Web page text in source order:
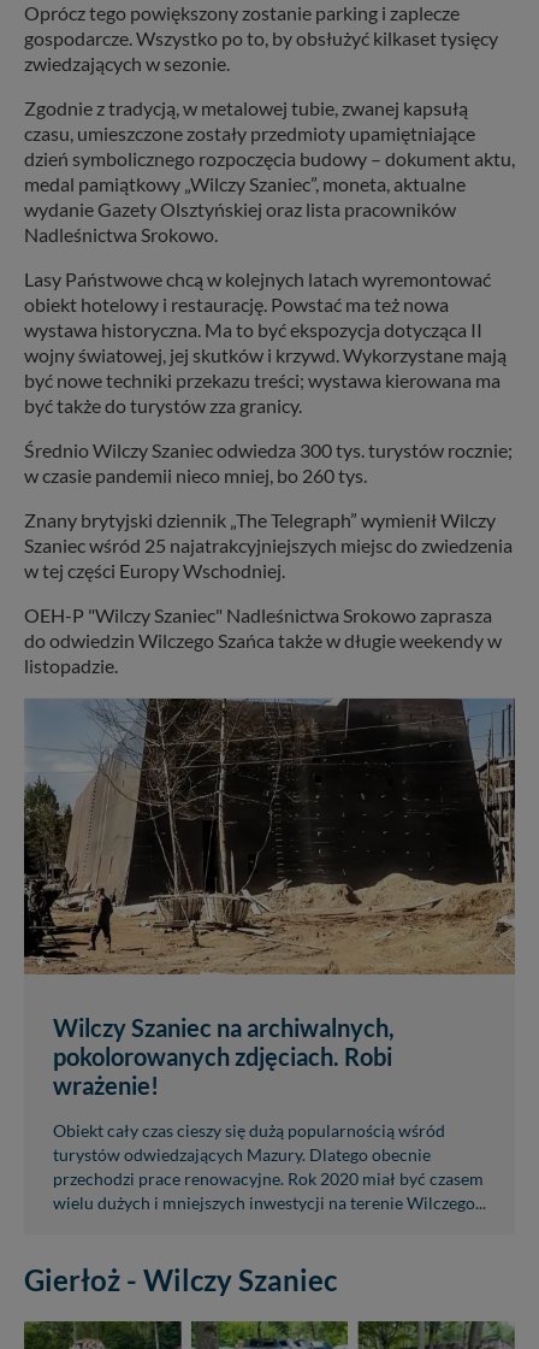
Oprócz tego powiększony zostanie parking i zaplecze
gospodarcze. Wszystko po to, by obsłużyć kilkaset tysięcy
zwiedzających w sezonie.
Zgodnie z tradycją, w metalowej tubie, zwanej kapsułą
czasu, umieszczone zostały przedmioty upamiętniające
dzień symbolicznego rozpoczęcia budowy – dokument aktu,
medal pamiątkowy „Wilczy Szaniec”, moneta, aktualne
wydanie Gazety Olsztyńskiej oraz lista pracowników
Nadleśnictwa Srokowo.
Lasy Państwowe chcą w kolejnych latach wyremontować
obiekt hotelowy i restaurację. Powstać ma też nowa
wystawa historyczna. Ma to być ekspozycja dotycząca II
wojny światowej, jej skutków i krzywd. Wykorzystane mają
być nowe techniki przekazu treści; wystawa kierowana ma
być także do turystów zza granicy.
Średnio Wilczy Szaniec odwiedza 300 tys. turystów rocznie;
w czasie pandemii nieco mniej, bo 260 tys.
Znany brytyjski dziennik „The Telegraph” wymienił Wilczy
Szaniec wśród 25 najatrakcyjniejszych miejsc do zwiedzenia
w tej części Europy Wschodniej.
OEH-P "Wilczy Szaniec" Nadleśnictwa Srokowo zaprasza
do odwiedzin Wilczego Szańca także w długie weekendy w
listopadzie.
Wilczy Szaniec na archiwalnych,
pokolorowanych zdjęciach. Robi
wrażenie!
Obiekt cały czas cieszy się dużą popularnością wśród
turystów odwiedzających Mazury. Dlatego obecnie
przechodzi prace renowacyjne. Rok 2020 miał być czasem
wielu dużych i mniejszych inwestycji na terenie Wilczego...
Gierłoż - Wilczy Szaniec